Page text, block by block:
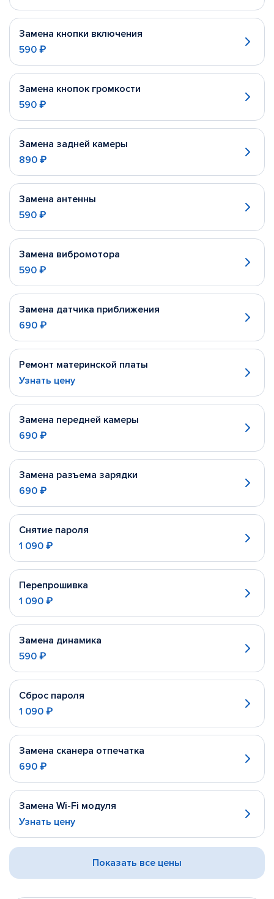
Замена кнопки включения
590 ₽
Замена кнопок громкости
590 ₽
Замена задней камеры
890 ₽
Замена антенны
590 ₽
Замена вибромотора
590 ₽
Замена датчика приближения
690 ₽
Ремонт материнской платы
Узнать цену
Замена передней камеры
690 ₽
Замена разъема зарядки
690 ₽
Снятие пароля
1 090 ₽
Перепрошивка
1 090 ₽
Замена динамика
590 ₽
Сброс пароля
1 090 ₽
Замена сканера отпечатка
690 ₽
Замена Wi-Fi модуля
Узнать цену
Показать все цены